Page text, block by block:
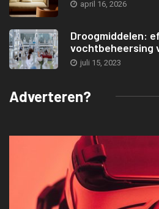
april 16, 2026
Droogmiddelen:
vochtbeheersing
juli 15, 2023
Adverteren?